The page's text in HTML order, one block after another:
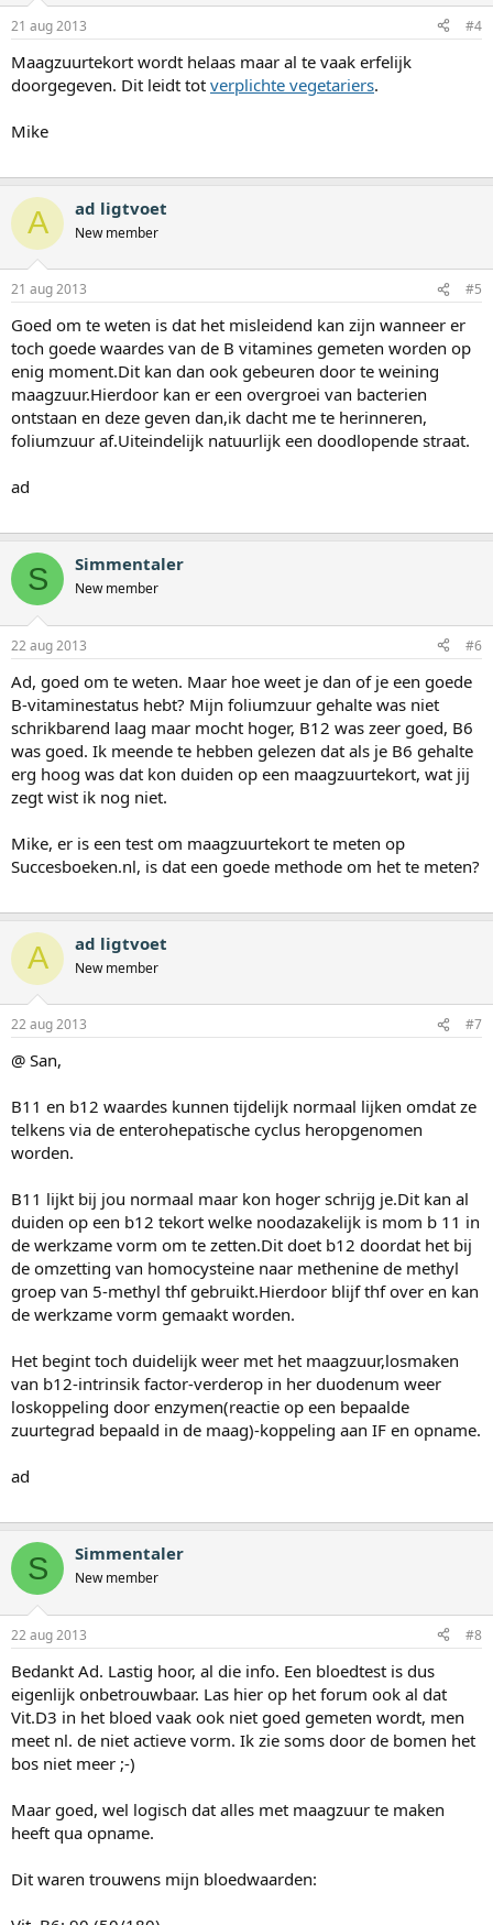
21 aug 2013 #4
Maagzuurtekort wordt helaas maar al te vaak erfelijk
doorgegeven. Dit leidt tot verplichte vegetariers.
Mike
A ad ligtvoet
New member
21 aug 2013 #5
Goed om te weten is dat het misleidend kan zijn wanneer er
toch goede waardes van de B vitamines gemeten worden op
enig moment.Dit kan dan ook gebeuren door te weining
maagzuur.Hierdoor kan er een overgroei van bacterien
ontstaan en deze geven dan,ik dacht me te herinneren,
foliumzuur af.Uiteindelijk natuurlijk een doodlopende straat.
ad
S Simmentaler
New member
22 aug 2013 #6
Ad, goed om te weten. Maar hoe weet je dan of je een goede
B-vitaminestatus hebt? Mijn foliumzuur gehalte was niet
schrikbarend laag maar mocht hoger, B12 was zeer goed, B6
was goed. Ik meende te hebben gelezen dat als je B6 gehalte
erg hoog was dat kon duiden op een maagzuurtekort, wat jij
zegt wist ik nog niet.
Mike, er is een test om maagzuurtekort te meten op
Succesboeken.nl, is dat een goede methode om het te meten?
A ad ligtvoet
New member
22 aug 2013 #7
@ San,
B11 en b12 waardes kunnen tijdelijk normaal lijken omdat ze
telkens via de enterohepatische cyclus heropgenomen
worden.
B11 lijkt bij jou normaal maar kon hoger schrijg je.Dit kan al
duiden op een b12 tekort welke noodazakelijk is mom b 11 in
de werkzame vorm om te zetten.Dit doet b12 doordat het bij
de omzetting van homocysteine naar methenine de methyl
groep van 5-methyl thf gebruikt.Hierdoor blijf thf over en kan
de werkzame vorm gemaakt worden.
Het begint toch duidelijk weer met het maagzuur,losmaken
van b12-intrinsik factor-verderop in her duodenum weer
loskoppeling door enzymen(reactie op een bepaalde
zuurtegrad bepaald in de maag)-koppeling aan IF en opname.
ad
S Simmentaler
New member
22 aug 2013 #8
Bedankt Ad. Lastig hoor, al die info. Een bloedtest is dus
eigenlijk onbetrouwbaar. Las hier op het forum ook al dat
Vit.D3 in het bloed vaak ook niet goed gemeten wordt, men
meet nl. de niet actieve vorm. Ik zie soms door de bomen het
bos niet meer ;-)
Maar goed, wel logisch dat alles met maagzuur te maken
heeft qua opname.
Dit waren trouwens mijn bloedwaarden: